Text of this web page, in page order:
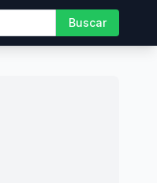
Buscar